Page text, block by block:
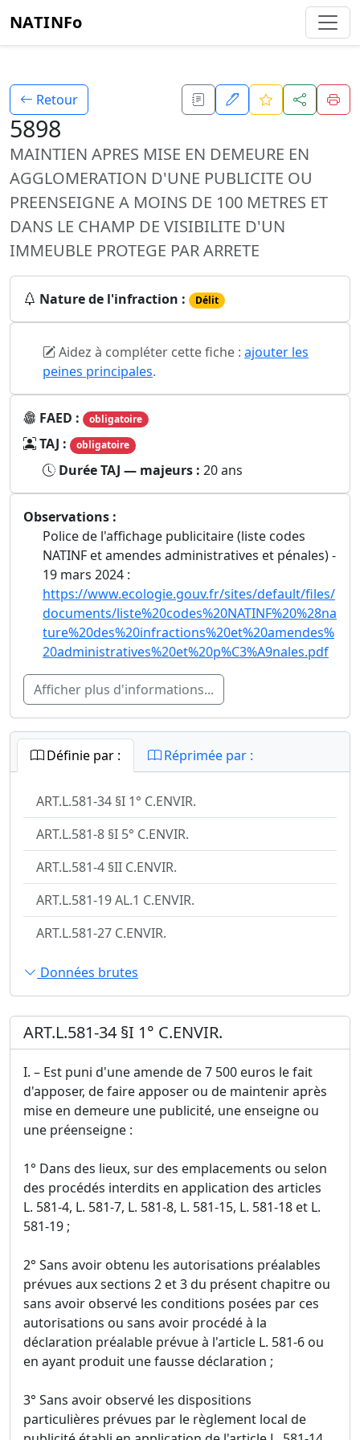
NATINFo
Retour
5898
MAINTIEN APRES MISE EN DEMEURE EN
AGGLOMERATION D'UNE PUBLICITE OU
PREENSEIGNE A MOINS DE 100 METRES ET
DANS LE CHAMP DE VISIBILITE D'UN
IMMEUBLE PROTEGE PAR ARRETE
Nature de l'infraction : Délit
Aidez à compléter cette fiche : ajouter les
peines principales.
FAED : obligatoire
TAJ : obligatoire
Durée TAJ — majeurs : 20 ans
Observations :
Police de l'affichage publicitaire (liste codes
NATINF et amendes administratives et pénales) -
19 mars 2024 :
https://www.ecologie.gouv.fr/sites/default/files/
documents/liste%20codes%20NATINF%20%28na
ture%20des%20infractions%20et%20amendes%
20administratives%20et%20p%C3%A9nales.pdf
Afficher plus d'informations...
Définie par : Réprimée par :
ART.L.581-34 §I 1° C.ENVIR.
ART.L.581-8 §I 5° C.ENVIR.
ART.L.581-4 §II C.ENVIR.
ART.L.581-19 AL.1 C.ENVIR.
ART.L.581-27 C.ENVIR.
Données brutes
ART.L.581-34 §I 1° C.ENVIR.
I. – Est puni d'une amende de 7 500 euros le fait
d'apposer, de faire apposer ou de maintenir après
mise en demeure une publicité, une enseigne ou
une préenseigne :
1° Dans des lieux, sur des emplacements ou selon
des procédés interdits en application des articles
L. 581-4, L. 581-7, L. 581-8, L. 581-15, L. 581-18 et L.
581-19 ;
2° Sans avoir obtenu les autorisations préalables
prévues aux sections 2 et 3 du présent chapitre ou
sans avoir observé les conditions posées par ces
autorisations ou sans avoir procédé à la
déclaration préalable prévue à l'article L. 581-6 ou
en ayant produit une fausse déclaration ;
3° Sans avoir observé les dispositions
particulières prévues par le règlement local de